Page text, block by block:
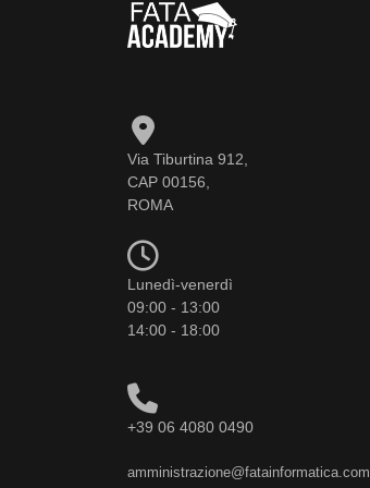
Via Tiburtina 912,
CAP 00156,
ROMA
Lunedì-venerdì
09:00 - 13:00
14:00 - 18:00
+39 06 4080 0490
amministrazione@fatainformatica.com